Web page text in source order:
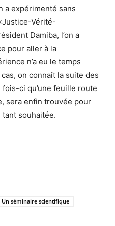
a expérimenté sans
Vérité-
Damiba, l’on a
pour aller à la
n’a eu le temps
cas, on connaît la suite des
ci qu’une feuille route
sera enfin trouvée pour
souhaitée.
Un séminaire scientifique